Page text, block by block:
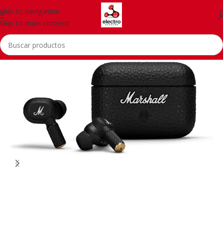
Skip to navigation
Skip to main content
Inicio/Accessorios/Auriculares